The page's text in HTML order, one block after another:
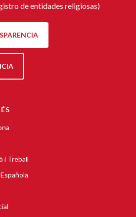
de entidades religiosas)
i Treball